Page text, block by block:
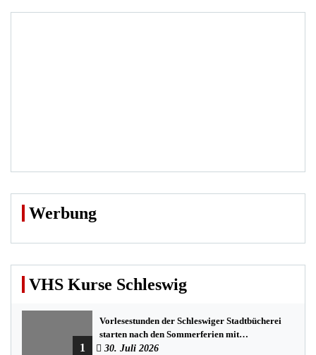
Werbung
VHS Kurse Schleswig
1
Vorlesestunden der Schleswiger Stadtbücherei
starten nach den Sommerferien mit
spannenden Geschichten
30. Juli 2026